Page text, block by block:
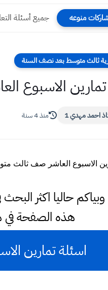
منوعه جميع أسئلة
ثالث متوسط بعد نصف السنة
الاسبوع
احمد مهدي 1 منذ 4 سنة
الاسبوع العاشر صف ثالث
حاليا اكثر
هذه الصفحة في
اسئلة تمارين